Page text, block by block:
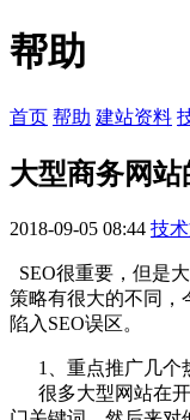
帮助
首页 帮助 建站资料
大型商务网
2018-09-05 08:44 技
SEO很重要，但是
策略有很大的不同，
陷入SEO误区。
1、重点推广几个
很多大型网站在开